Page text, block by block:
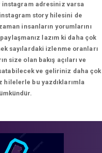
adresiniz varsa
story hilesini de
insanların yorumlarını
lazım ki daha çok
sayılardaki izlenme oranları
size olan bakış açıları ve
ve geliriniz daha çok
hilelerle bu yazdıklarımla